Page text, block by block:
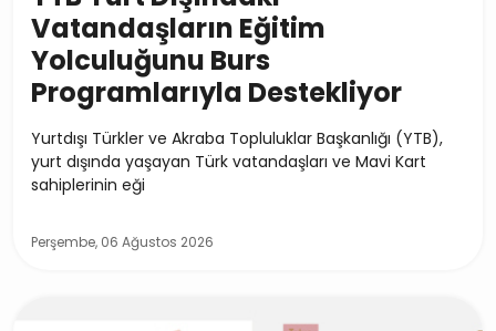
Vatandaşların Eğitim
Yolculuğunu Burs
Programlarıyla Destekliyor
Yurtdışı Türkler ve Akraba Topluluklar Başkanlığı (YTB),
yurt dışında yaşayan Türk vatandaşları ve Mavi Kart
sahiplerinin eği
Perşembe, 06 Ağustos 2026